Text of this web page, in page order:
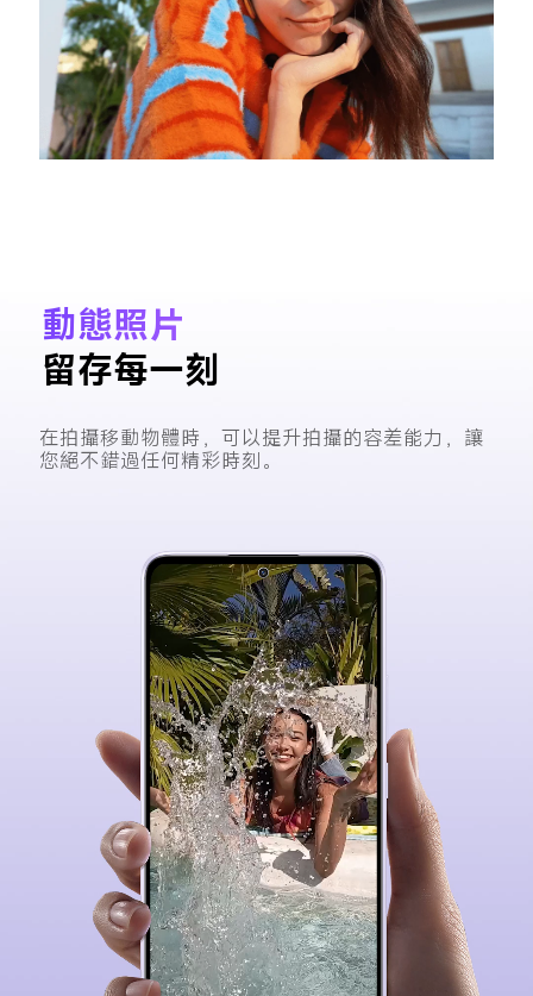
動態照片
留存每一刻
在拍攝移動物體時，可以提升拍攝的容差能力，讓
您絕不錯過任何精彩時刻。